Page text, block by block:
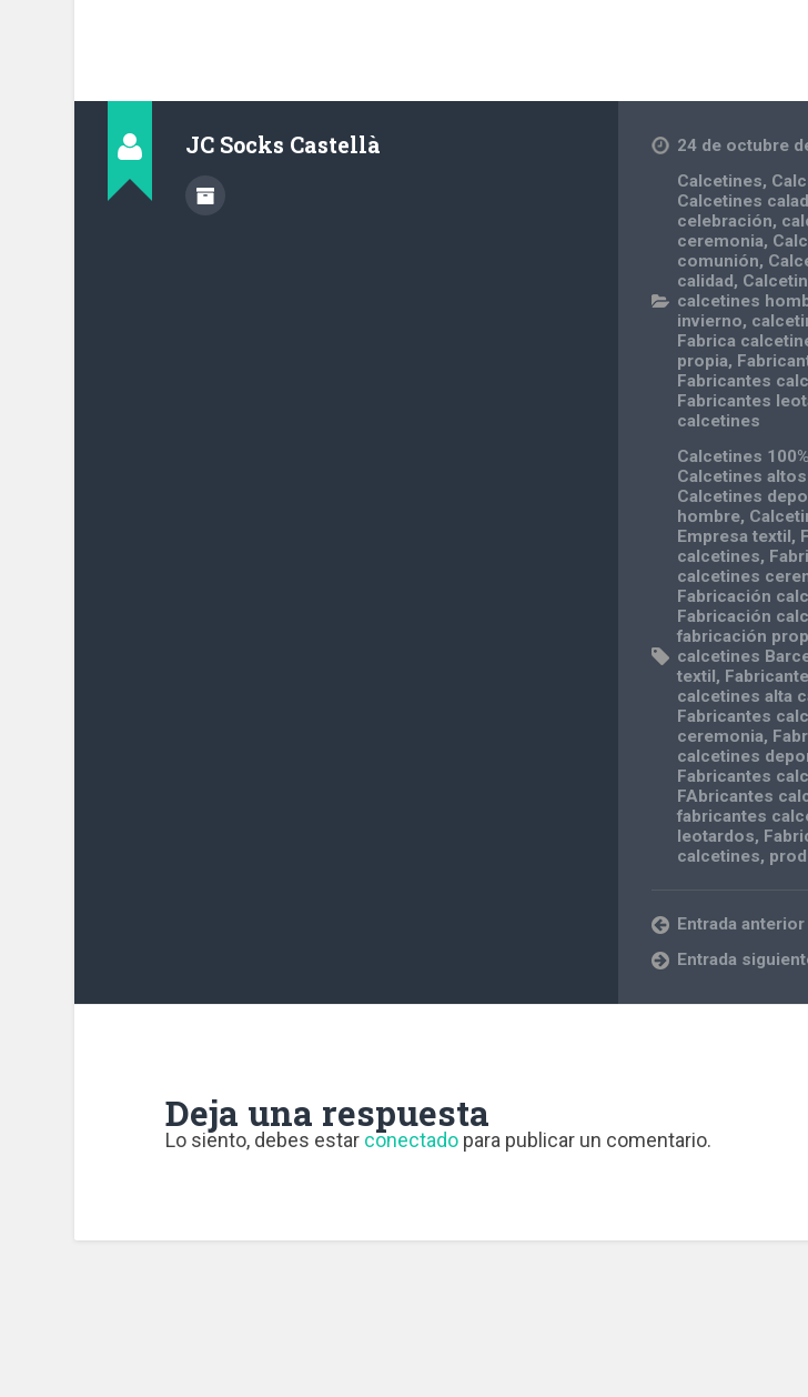
JC Socks Castellà
24 de octubre
Calcetines,
Calcetines
celebración,
ceremonia,
comunión,
calidad,
calcetines
invierno,
Fabrica
propia,
Fabricantes
Fabricantes
calcetines
Calcetines
Calcetines
Calcetines
hombre,
Empresa textil,
calcetines,
calcetines
Fabricación
Fabricación
fabricación
calcetines
textil,
calcetines alta
Fabricantes
ceremonia,
calcetines
Fabricantes
FAbricantes
fabricantes
leotardos,
calcetines,
Entrada anterior
Entrada
Deja una respuesta
Lo siento, debes estar conectadopara publicar un comentario.